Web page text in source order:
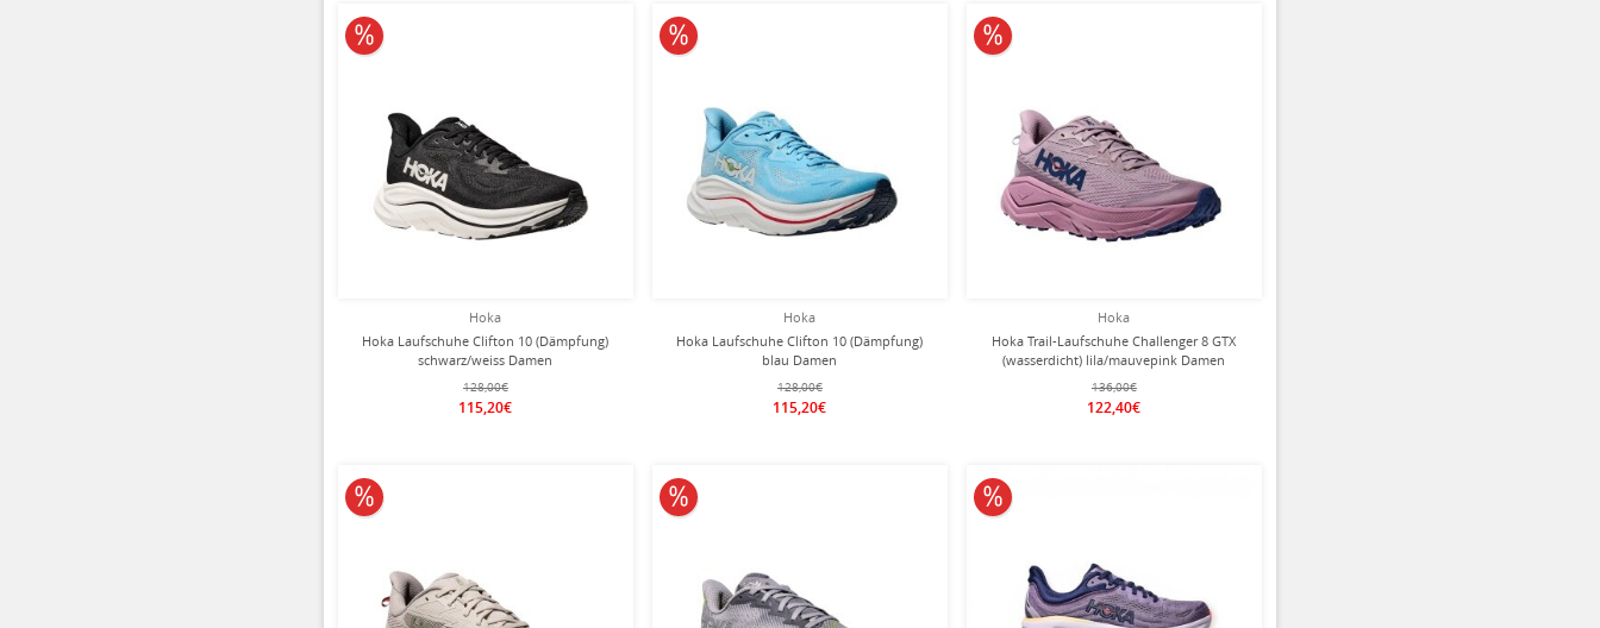
Hoka
Hoka Laufschuhe Clifton 10 (Dämpfung)
schwarz/weiss Damen
128,00€
115,20€
10% reduziert
Hoka
Hoka Laufschuhe Clifton 10 (Dämpfung)
blau Damen
128,00€
115,20€
10% reduziert
Hoka
Hoka Trail-Laufschuhe Challenger 8 GTX
(wasserdicht) lila/mauvepink Damen
136,00€
122,40€
10% reduziert
10% reduziert 10% reduziert 10% reduziert